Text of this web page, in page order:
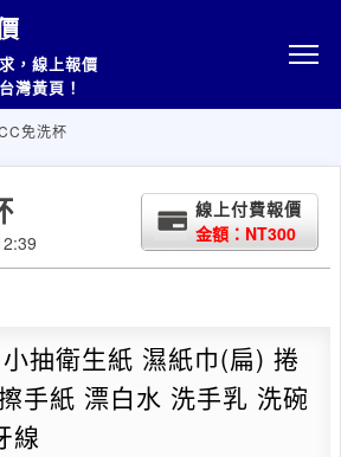
，線上報價
灣黃頁！
免洗杯
線上付費報價
金額：NT300
抽衛生紙 濕紙巾(扁) 捲
手紙 漂白水 洗手乳 洗碗
線